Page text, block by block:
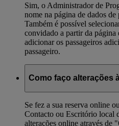
Sim, o Administrador de
nome na página de dados de
Também é possível
convidado a partir da página
adicionar os passageiros
passageiro.
Como faço alterações
Se fez a sua reserva online
Contacto ou Escritório local
alterações online através de